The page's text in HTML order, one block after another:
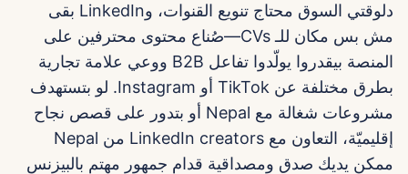
دلوقتي السوق محتاج تنويع القنوات، وLinkedIn بقى
مش بس مكان للـ CVs—صُناع محتوى محترفين على
المنصة بيقدروا يولّدوا تفاعل B2B ووعي علامة تجارية
بطرق مختلفة عن TikTok أو Instagram. لو بتستهدف
مشروعات شغالة مع Nepal أو بتدور على قصص نجاح
إقليميّة، التعاون مع LinkedIn creators من Nepal
ممكن يديك صدق ومصداقية قدام جمهور مهتم بالبيزنس